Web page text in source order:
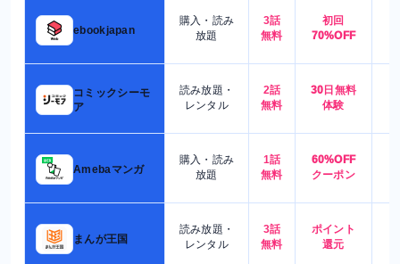
ebookjapan
購入・読み
放題
3話
無料
初回
70%OFF
コミックシーモ
ア
読み放題・
レンタル
2話
無料
30日無料
体験
Amebaマンガ
購入・読み
放題
1話
無料
60%OFF
クーポン
まんが王国
読み放題・
レンタル
3話
無料
ポイント
還元